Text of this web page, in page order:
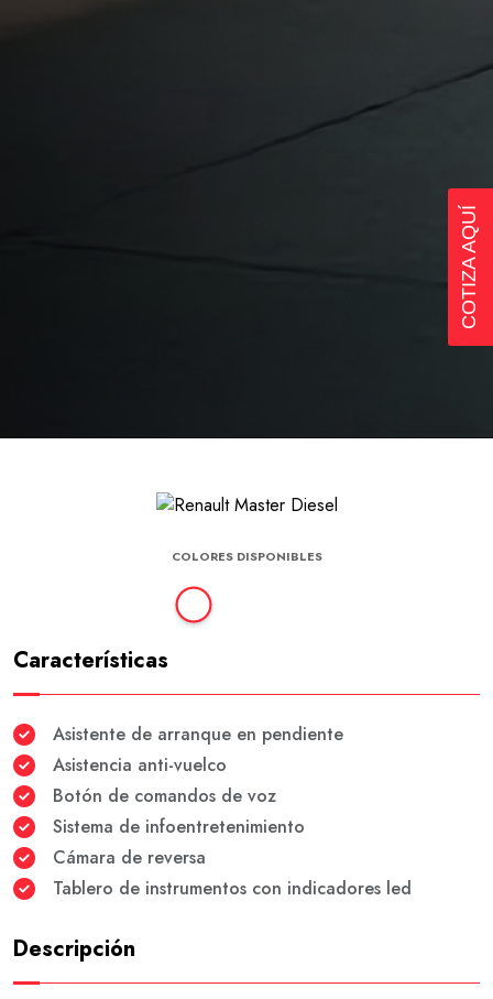
COTIZA AQUÍ
COLORES DISPONIBLES
Características
Asistente de arranque en pendiente
Asistencia anti-vuelco
Botón de comandos de voz
Sistema de infoentretenimiento
Cámara de reversa
Tablero de instrumentos con indicadores led
Descripción